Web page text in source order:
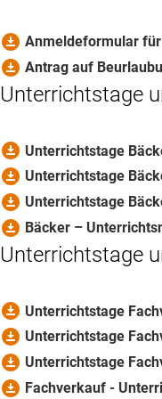
download_for_offline Anmeldeformular
download_for_offline Antrag auf
Unterrichtstage
download_for_offline Unterrichtstage
download_for_offline Unterrichtstage
download_for_offline Unterrichtstage
download_for_offline Bäcker –
Unterrichtstage
download_for_offline Unterrichtstage
download_for_offline Unterrichtstage
download_for_offline Unterrichtstage
download_for_offline Fachverkauf -